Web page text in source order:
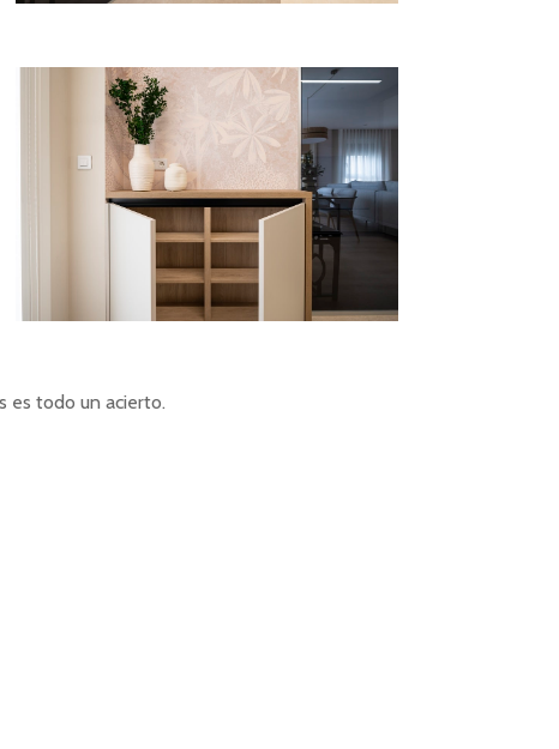
es todo un acierto.